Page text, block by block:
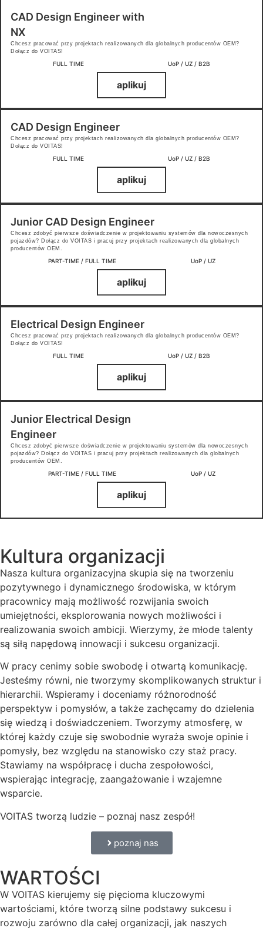
CAD Design Engineer with
NX
Chcesz pracować przy projektach realizowanych dla globalnych producentów OEM?
Dołącz do VOITAS!
FULL TIME UoP / UZ / B2B
aplikuj
CAD Design Engineer
Chcesz pracować przy projektach realizowanych dla globalnych producentów OEM?
Dołącz do VOITAS!
FULL TIME UoP / UZ / B2B
aplikuj
Junior CAD Design Engineer
Chcesz zdobyć pierwsze doświadczenie w projektowaniu systemów dla nowoczesnych
pojazdów? Dołącz do VOITAS i pracuj przy projektach realizowanych dla globalnych
producentów OEM.
PART-TIME / FULL TIME UoP / UZ
aplikuj
Electrical Design Engineer
Chcesz pracować przy projektach realizowanych dla globalnych producentów OEM?
Dołącz do VOITAS!
FULL TIME UoP / UZ / B2B
aplikuj
Junior Electrical Design
Engineer
Chcesz zdobyć pierwsze doświadczenie w projektowaniu systemów dla nowoczesnych
pojazdów? Dołącz do VOITAS i pracuj przy projektach realizowanych dla globalnych
producentów OEM.
PART-TIME / FULL TIME UoP / UZ
aplikuj
Kultura organizacji
Nasza kultura organizacyjna skupia się na tworzeniu
pozytywnego i dynamicznego środowiska, w którym
pracownicy mają możliwość rozwijania swoich
umiejętności, eksplorowania nowych możliwości i
realizowania swoich ambicji. Wierzymy, że młode talenty
są siłą napędową innowacji i sukcesu organizacji.
W pracy cenimy sobie swobodę i otwartą komunikację.
Jesteśmy równi, nie tworzymy skomplikowanych struktur i
hierarchii. Wspieramy i doceniamy różnorodność
perspektyw i pomysłów, a także zachęcamy do dzielenia
się wiedzą i doświadczeniem. Tworzymy atmosferę, w
której każdy czuje się swobodnie wyraża swoje opinie i
pomysły, bez względu na stanowisko czy staż pracy.
Stawiamy na współpracę i ducha zespołowości,
wspierając integrację, zaangażowanie i wzajemne
wsparcie.
VOITAS tworzą ludzie – poznaj nasz zespół!
poznaj nas
WARTOŚCI
W VOITAS kierujemy się pięcioma kluczowymi
wartościami, które tworzą silne podstawy sukcesu i
rozwoju zarówno dla całej organizacji, jak naszych